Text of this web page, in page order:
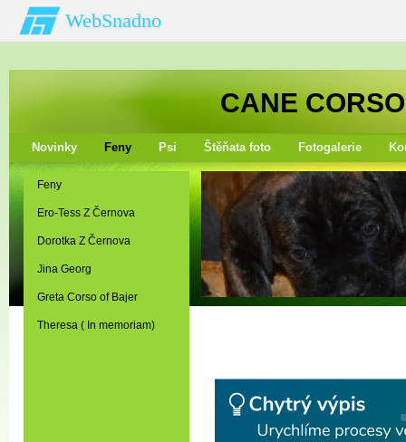
WebSnadno
CANE
Novinky Feny Psi Štěňata foto Fotogalerie
Feny
Ero-Tess Z Černova
Dorotka Z Černova
Jina Georg
Greta Corso of Bajer
Theresa ( In memoriam)